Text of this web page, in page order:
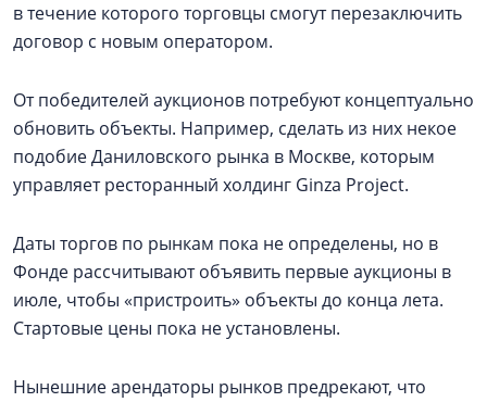
в течение которого торговцы смогут перезаключить
договор с новым оператором.
От победителей аукционов потребуют концептуально
обновить объекты. Например, сделать из них некое
подобие Даниловского рынка в Москве, которым
управляет ресторанный холдинг Ginza Project.
Даты торгов по рынкам пока не определены, но в
Фонде рассчитывают объявить первые аукционы в
июле, чтобы «пристроить» объекты до конца лета.
Стартовые цены пока не установлены.
Нынешние арендаторы рынков предрекают, что